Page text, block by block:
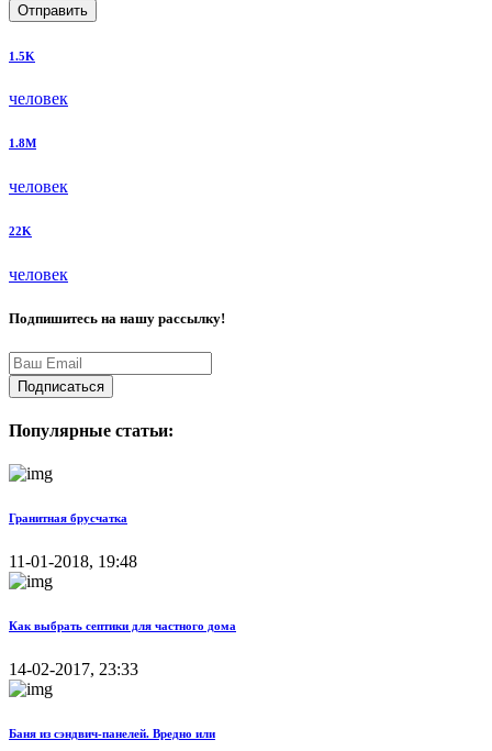
Отправить
1.5K
человек
1.8M
человек
22K
человек
Подпишитесь на нашу рассылку!
Подписаться
Популярные статьи:
Гранитная брусчатка
11-01-2018, 19:48
Как выбрать септики для частного дома
14-02-2017, 23:33
Баня из сэндвич-панелей. Вредно или